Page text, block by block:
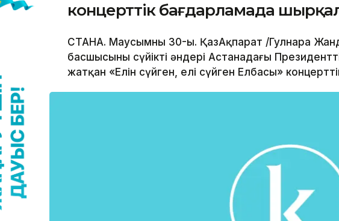
концерттік бағдарламада
СТАНА. Маусымның 30-ы. ҚазАқпарат /Гулнара
басшысының сүйікті әндері Астанадағы
жатқан «Елін сүйген, елі сүйген Елбасы»